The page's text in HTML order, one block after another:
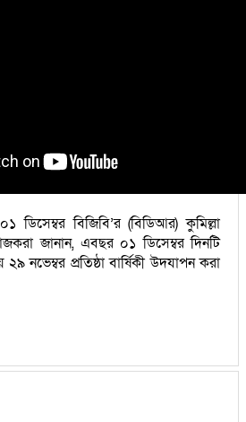
ডিসেম্বর বিজিবি’র (বিডিআর) কুমিল্লা
জানান, এবছর ০১ ডিসেম্বর দিনটি
নভেম্বর প্রতিষ্ঠা বার্ষিকী উদযাপন করা